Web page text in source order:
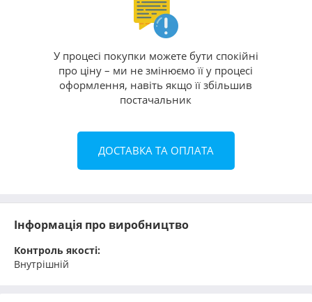
У процесі покупки можете бути спокійні
про ціну – ми не змінюємо її у процесі
оформлення, навіть якщо її збільшив
постачальник
ДОСТАВКА ТА ОПЛАТА
Інформація про виробництво
Контроль якості:
Внутрішній